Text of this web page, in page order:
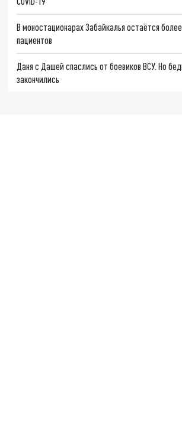
В моностационарах Забайкалья остаётся
пациентов
Даня с Дашей спаслись от боевиков ВСУ. Но
закончились